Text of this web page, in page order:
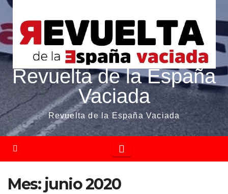
Revuelta de la España
Vaciada
Revuelta de la España Vaciada
Mes: junio 2020